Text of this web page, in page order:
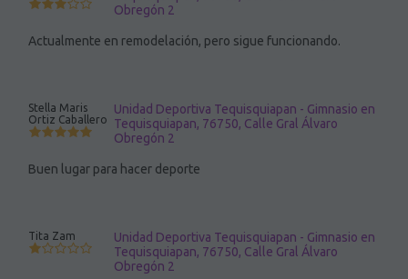
Obregón 2
Actualmente en remodelación, pero sigue funcionando.
Stella Maris
Ortiz Caballero
Unidad Deportiva Tequisquiapan - Gimnasio en
Tequisquiapan, 76750, Calle Gral Álvaro
Obregón 2
Buen lugar para hacer deporte
Tita Zam
Unidad Deportiva Tequisquiapan - Gimnasio en
Tequisquiapan, 76750, Calle Gral Álvaro
Obregón 2